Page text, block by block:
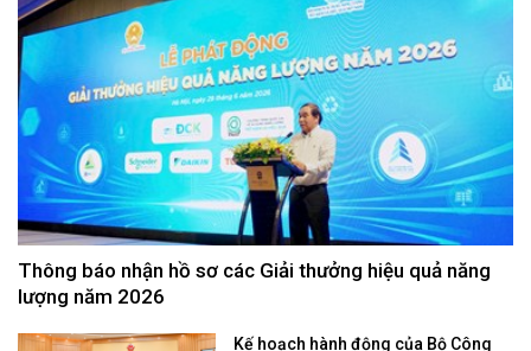
Thông báo nhận hồ sơ các Giải thưởng hiệu quả năng
lượng năm 2026
Kế hoạch hành động của Bộ Công